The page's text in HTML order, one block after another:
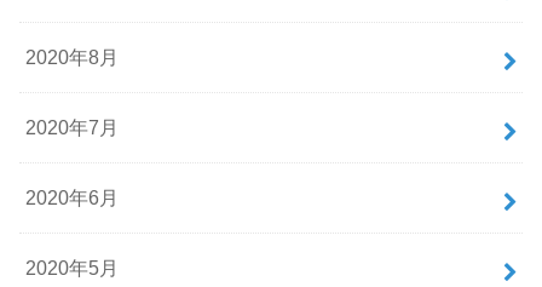
2020年8月
2020年7月
2020年6月
2020年5月